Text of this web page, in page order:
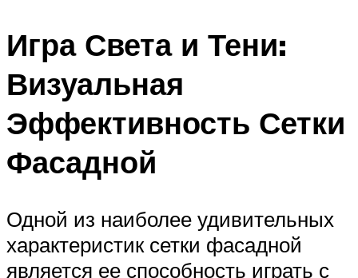
Игра Света и Тени:
Визуальная
Эффективность Сетки
Фасадной
Одной из наиболее удивительных
характеристик сетки фасадной
является ее способность играть с